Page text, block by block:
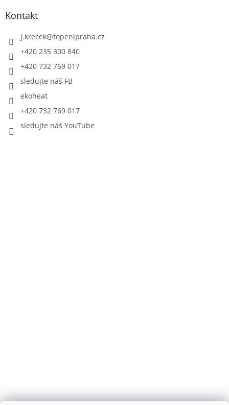
Kontakt
j.krecek@topenipraha.cz
+420 235 300 840
+420 732 769 017
sledujte náš FB
ekoheat
+420 732 769 017
sledujte náš YouTube